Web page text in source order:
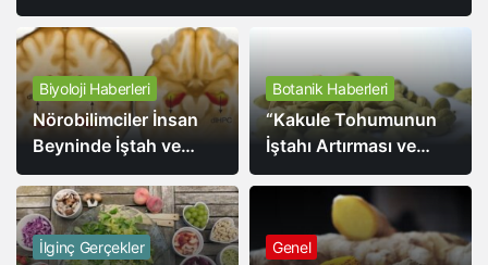
Biyoloji Haberleri
Nörobilimciler İnsan
Beyninde İştah ve
Bellek Arasındaki Bağı
Buldular.
Botanik Haberleri
“Kakule Tohumunun
İştahı Artırması ve
Yağı Azaltmasıyla İlgili
Yeni Araştırma”
İlginç Gerçekler Genel